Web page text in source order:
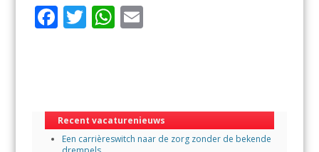
F
o
o
T W
A
p
E
Recent vacaturenieuws
Een carrièreswitch naar de zorg zonder de bekende